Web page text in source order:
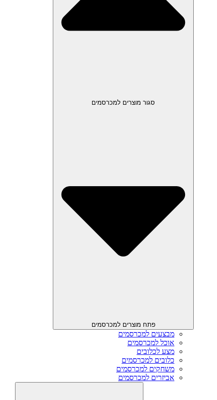
סגור מוצרים למכרסמים
פתח מוצרים למכרסמים
מבצעים למכרסמים
אוכל למכרסמים
מצע לכלובים
כלובים למכרסמים
משחקים למכרסמים
אביזרים למכרסמים